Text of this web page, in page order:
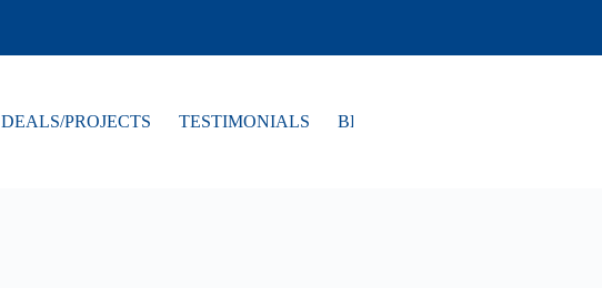
DEALS/PROJECTS TESTIMONIALS BLOG